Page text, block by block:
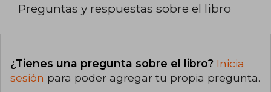
Preguntas y respuestas sobre el libro
¿Tienes una pregunta sobre el libro? Inicia
sesión para poder agregar tu propia pregunta.